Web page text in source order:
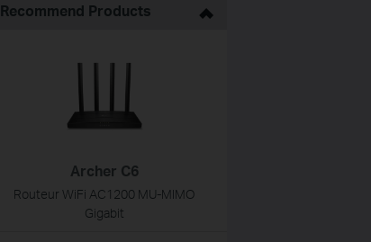
Recommend Products
Archer C6
Routeur WiFi AC1200 MU-MIMO
Gigabit